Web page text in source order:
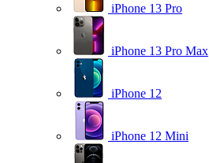
iPhone 13 Pro
iPhone 13 Pro Max
iPhone 12
iPhone 12 Mini